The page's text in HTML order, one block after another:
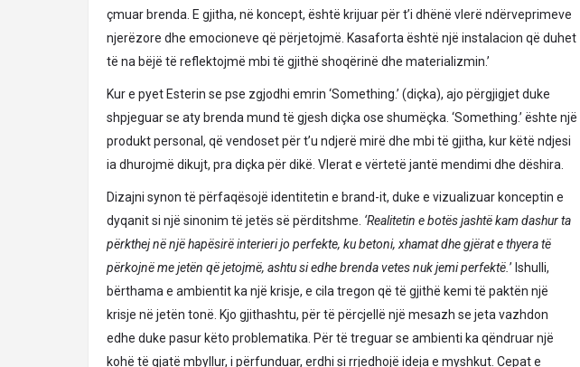
çmuar brenda. E gjitha, në koncept, është krijuar për t’i dhënë vlerë ndërveprimeve
njerëzore dhe emocioneve që përjetojmë. Kasaforta është një instalacion që duhet
të na bëjë të reflektojmë mbi të gjithë shoqërinë dhe materializmin.’
Kur e pyet Esterin se pse zgjodhi emrin ‘Something.’ (diçka), ajo përgjigjet duke
shpjeguar se aty brenda mund të gjesh diçka ose shumëçka. ‘Something.’ ështe një
produkt personal, që vendoset për t’u ndjerë mirë dhe mbi të gjitha, kur këtë ndjesi
ia dhurojmë dikujt, pra diçka për dikë. Vlerat e vërtetë jantë mendimi dhe dëshira.
Dizajni synon të përfaqësojë identitetin e brand-it, duke e vizualizuar konceptin e
dyqanit si një sinonim të jetës së përditshme. ‘Realitetin e botës jashtë kam dashur ta
përkthej në një hapësirë interieri jo perfekte, ku betoni, xhamat dhe gjërat e thyera të
përkojnë me jetën që jetojmë, ashtu si edhe brenda vetes nuk jemi perfektë.’ Ishulli,
bërthama e ambientit ka një krisje, e cila tregon që të gjithë kemi të paktën një
krisje në jetën tonë. Kjo gjithashtu, për të përcjellë një mesazh se jeta vazhdon
edhe duke pasur këto problematika. Për të treguar se ambienti ka qëndruar një
kohë të gjatë mbyllur, i përfunduar, erdhi si rrjedhojë ideja e myshkut. Cepat e